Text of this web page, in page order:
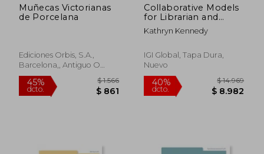
Muñecas Victorianas
de Porcelana
Ediciones Orbis, S.A.,
Barcelona,, Antiguo O
Usado,Usado
Collaborative Models
for Librarian and
Teacher Partnerships
Kathryn Kennedy
IGI Global, Tapa Dura,
Nuevo